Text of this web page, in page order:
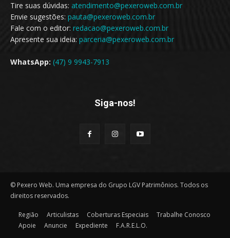
Tire suas dúvidas: atendimento@pexeroweb.com.br
Envie sugestões: pauta@pexeroweb.com.br
Fale com o editor: redacao@pexeroweb.com.br
Apresente sua ideia: parceria@pexeroweb.com.br
WhatsApp: (47) 9 9943-7913
Siga-nos!
© Pexero Web. Uma empresa do Grupo LGV Patrimônios. Todos os
direitos reservados.
Região Articulistas Coberturas Especiais
Trabalhe Conosco
Apoie
Anuncie Expediente F.A.R.E.L.O.